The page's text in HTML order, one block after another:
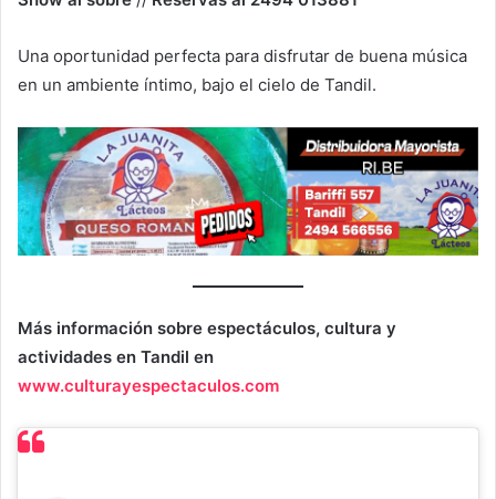
Una oportunidad perfecta para disfrutar de buena música
en un ambiente íntimo, bajo el cielo de Tandil.
Más información sobre espectáculos, cultura y
actividades en Tandil en
www.culturayespectaculos.com